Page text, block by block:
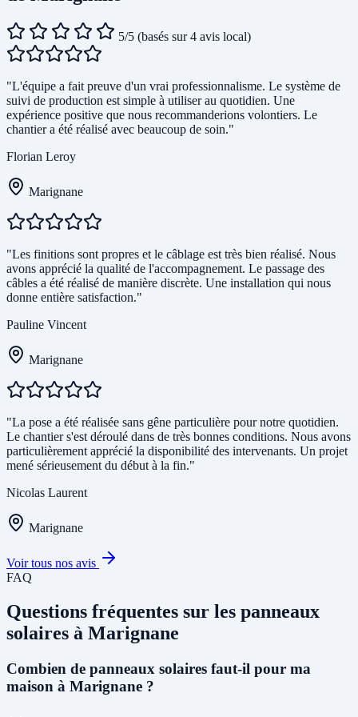
5/5 (basés sur 4 avis local)
"L'équipe a fait preuve d'un vrai professionnalisme. Le système de
suivi de production est simple à utiliser au quotidien. Une
expérience positive que nous recommanderions volontiers. Le
chantier a été réalisé avec beaucoup de soin."
Florian Leroy
Marignane
"Les finitions sont propres et le câblage est très bien réalisé. Nous
avons apprécié la qualité de l'accompagnement. Le passage des
câbles a été réalisé de manière discrète. Une installation qui nous
donne entière satisfaction."
Pauline Vincent
Marignane
"La pose a été réalisée sans gêne particulière pour notre quotidien.
Le chantier s'est déroulé dans de très bonnes conditions. Nous avons
particulièrement apprécié la disponibilité des intervenants. Un projet
mené sérieusement du début à la fin."
Nicolas Laurent
Marignane
Voir tous nos avis
FAQ
Questions fréquentes sur les panneaux
solaires à Marignane
Combien de panneaux solaires faut-il pour ma
maison à Marignane ?